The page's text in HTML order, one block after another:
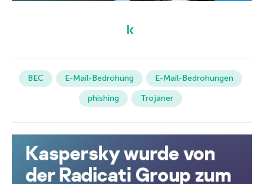
BEC E-Mail-Bedrohung
E-Mail-Bedrohungen
phishing
Trojaner